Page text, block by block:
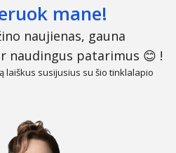
mane!
naujienas, gauna
naudingus patarimus 😊 !
laiškus susijusius su šio tinklalapio